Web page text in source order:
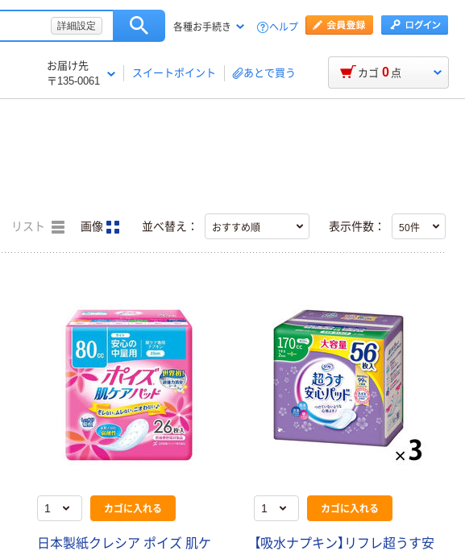
詳細設定 各種お手続き ヘルプ
お届け先
〒135-0061
スイートポイント あとで買う カゴ 0 点
リスト 画像 並べ替え： 表示件数：
カゴに入れる
日本製紙クレシア ポイズ 肌ケ
カゴに入れる
【吸水ナプキン】リフレ超うす安